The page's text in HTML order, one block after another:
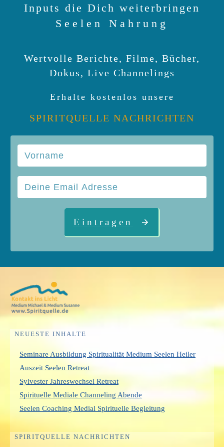
Inputs die Dich weiterbringen
Seelen Nahrung
Wertvolle Berichte, Filme, Bücher,
Dokus, Live Channelings
Erhalte kostenlos unsere
SPIRITQUELLE NACHRICHTEN
Eintragen
NEUESTE INHALTE
Seminare Ausbildung Spiritualität Medium Seelen Heiler
Auszeit Seelen Retreat
Sylvester Jahreswechsel Retreat
Spirituelle Mediale Channeling Abende
Seelen Coaching Medial Spirituelle Begleitung
SPIRITQUELLE NACHRICHTEN